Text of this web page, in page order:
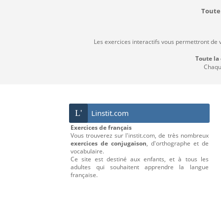
Les exercices interactifs vous permettront de
Toute la
L' Linstit.com
Exercices de français
Vous trouverez sur l'instit.com, de très nombreux
exercices de conjugaison, d'orthographe et de
vocabulaire.
Ce site est destiné aux enfants, et à tous les
adultes qui souhaitent apprendre la langue
française.